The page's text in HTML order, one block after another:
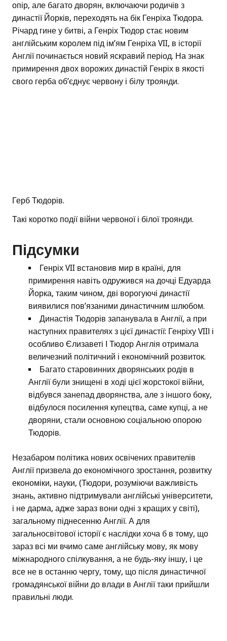
опір, але багато дворян, включаючи родичів з
династії Йорків, переходять на бік Генріха Тюдора.
Річард гине у битві, а Генріх Тюдор стає новим
англійським королем під ім’ям Генріха VII, в історії
Англії починається новий яскравий період. На знак
примирення двох ворожих династій Генріх в якості
свого герба об’єднує червону і білу троянди.
Герб Тюдорів.
Такі коротко події війни червоної і білої троянди.
Підсумки
Генріх VII встановив мир в країні, для
примирення навіть одружився на дочці Едуарда
Йорка, таким чином, дві ворогуючі династії
виявилися пов’язаними династичним шлюбом.
Династія Тюдорів запанувала в Англії, а при
наступних правителях з цієї династії: Генріху VIIІ і
особливо Єлизаветі І Тюдор Англія отримала
величезний політичний і економічний розвиток.
Багато старовинних дворянських родів в
Англії були знищені в ході цієї жорстокої війни,
відбувся занепад дворянства, але з іншого боку,
відбулося посилення купецтва, саме купці, а не
дворяни, стали основною соціальною опорою
Тюдорів.
Незабаром політика нових освічених правителів
Англії призвела до економічного зростання, розвитку
економіки, науки, (Тюдори, розуміючи важливість
знань, активно підтримували англійські університети,
і не дарма, адже зараз вони одні з кращих у світі),
загальному піднесенню Англії. А для
загальносвітової історії є наслідки хоча б в тому, що
зараз всі ми вчимо саме англійську мову, як мову
міжнародного спілкування, а не будь-яку іншу, і це
все не в останню чергу, тому, що після династичної
громадянської війни до влади в Англії таки прийшли
правильні люди.